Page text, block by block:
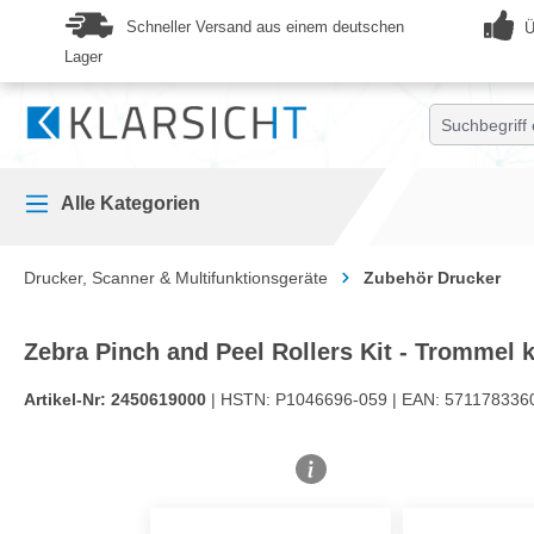
Zur Hauptnavigation springen
Schneller Versand aus einem deutschen
Lager
Alle Kategorien
Drucker, Scanner & Multifunktionsgeräte Zubehör Drucker
Zebra Pinch and Peel Rollers Kit - Trommel
Artikel-Nr: 2450619000 | HSTN: P1046696-059 | EAN: